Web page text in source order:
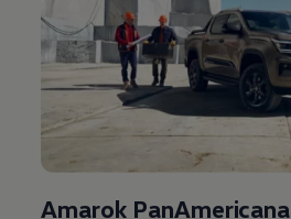
Amarok PanAmericana